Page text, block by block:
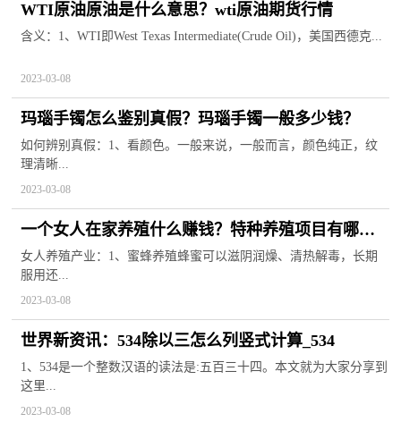
WTI原油原油是什么意思？wti原油期货行情
含义：1、WTI即West Texas Intermediate(Crude Oil)，美国西德克...
2023-03-08
玛瑙手镯怎么鉴别真假？玛瑙手镯一般多少钱？
如何辨别真假：1、看颜色。一般来说，一般而言，颜色纯正，纹
理清晰...
2023-03-08
一个女人在家养殖什么赚钱？特种养殖项目有哪
些？
女人养殖产业：1、蜜蜂养殖蜂蜜可以滋阴润燥、清热解毒，长期
服用还...
2023-03-08
世界新资讯：534除以三怎么列竖式计算_534
1、534是一个整数汉语的读法是:五百三十四。本文就为大家分享到
这里...
2023-03-08